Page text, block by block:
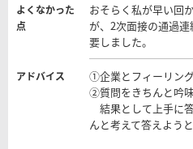
よくなかった
点
おそらく私が早い回
が、2次面接の通過
要しました。
アドバイス
①企業とフィーリン
②質問をきちんと吟
結果として上手に
んと考えて答えよう